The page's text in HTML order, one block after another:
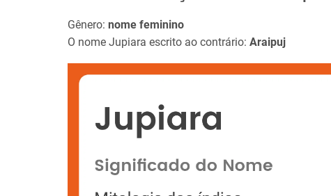
Gênero: nome feminino
O nome Jupiara escrito ao contrário: Araipuj